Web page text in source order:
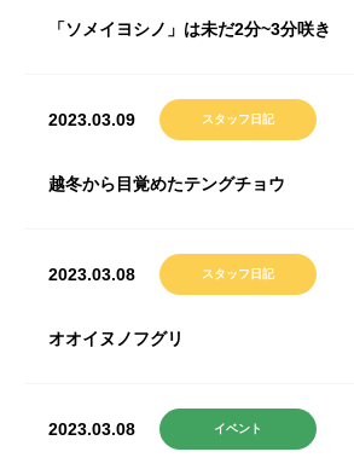
「ソメイヨシノ」は未だ2分~3分咲き
2023.03.09 スタッフ日記
越冬から目覚めたテングチョウ
2023.03.08 スタッフ日記
オオイヌノフグリ
2023.03.08 イベント